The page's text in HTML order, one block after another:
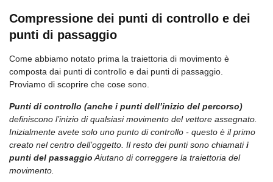
Compressione dei punti di controllo e dei
punti di passaggio
Come abbiamo notato prima la traiettoria di movimento è
composta dai punti di controllo e dai punti di passaggio.
Proviamo di scoprire che cose sono.
Punti di controllo (anche i punti dell’inizio del percorso)
definiscono l’inizio di qualsiasi movimento del vettore assegnato.
Inizialmente avete solo uno punto di controllo - questo è il primo
creato nel centro dell’oggetto. Il resto dei punti sono chiamatii
punti del passaggio Aiutano di correggere la traiettoria del
movimento.